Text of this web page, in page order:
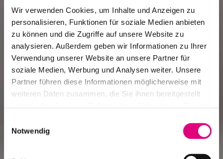
Wir verwenden Cookies, um Inhalte und Anzeigen zu
personalisieren, Funktionen für soziale Medien anbieten
zu können und die Zugriffe auf unsere Website zu
analysieren. Außerdem geben wir Informationen zu Ihrer
Verwendung unserer Website an unsere Partner für
soziale Medien, Werbung und Analysen weiter. Unsere
Partner führen diese Informationen möglicherweise mit
weiteren Daten zusammen, die Sie ihnen bereitgestellt
Notwendig